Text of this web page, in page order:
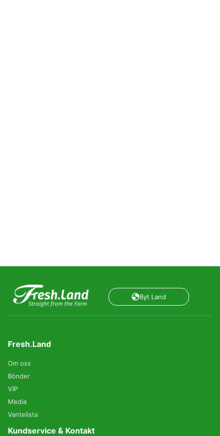
Byt Land
Fresh.Land
Om oss
Bönder
VIP
Media
Vantelista
Kundservice & Kontakt